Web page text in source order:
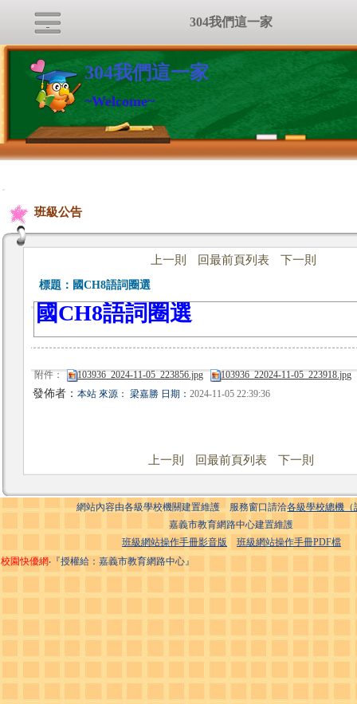
304我們這一家
~Welcome~
:::
班級公告
上一則 回最前頁列表 下一則
標題： 國CH8語詞圈選
國CH8語詞圈選
附件： 103936_2024-11-05_223856.jpg 103936_22024-11-05_223918.jpg
發佈者：本站 來源： 梁嘉勝 日期：2024-11-05 22:39:36
上一則 回最前頁列表 下一則
網站內容由各級學校機關建置維護 服務窗口請洽各級學校總機（
嘉義市教育網路中心建置維護
班級網站操作手冊影音版
班級網站操作手冊PDF檔
校園快優網‧『授權給：嘉義市教育網路中心』
304我們這一家